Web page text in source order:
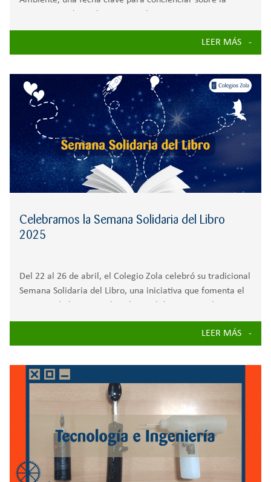
futuro verde y sostenible. Esta semana gira en torno al Día
Mundial del Medio Ambiente, que se celebra oficialmente
LEER MÁS
Celebramos la Semana Solidaria del Libro
2025
Del 22 al 26 de abril, el Colegio Zola celebró su tradicional
Semana Solidaria del Libro, una iniciativa que fomenta el
familias y toda la comunidad educativa, a través de
LEER MÁS